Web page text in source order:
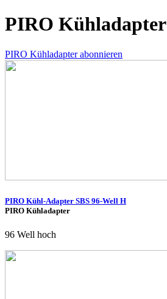
PIRO Kühladapter
PIRO Kühladapter abonnieren
PIRO Kühl-Adapter SBS 96-Well H
PIRO Kühladapter
96 Well hoch